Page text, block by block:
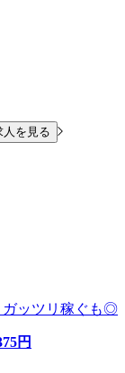
人を見る
ガッツリ稼ぐも◎
円